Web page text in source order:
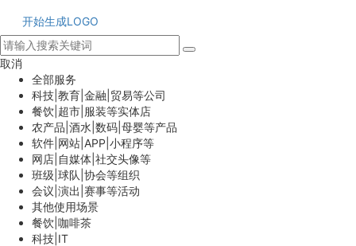
开始生成LOGO
取消
全部服务
科技|教育|金融|贸易等公司
餐饮|超市|服装等实体店
农产品|酒水|数码|母婴等产品
软件|网站|APP|小程序等
网店|自媒体|社交头像等
班级|球队|协会等组织
会议|演出|赛事等活动
其他使用场景
餐饮|咖啡茶
科技|IT